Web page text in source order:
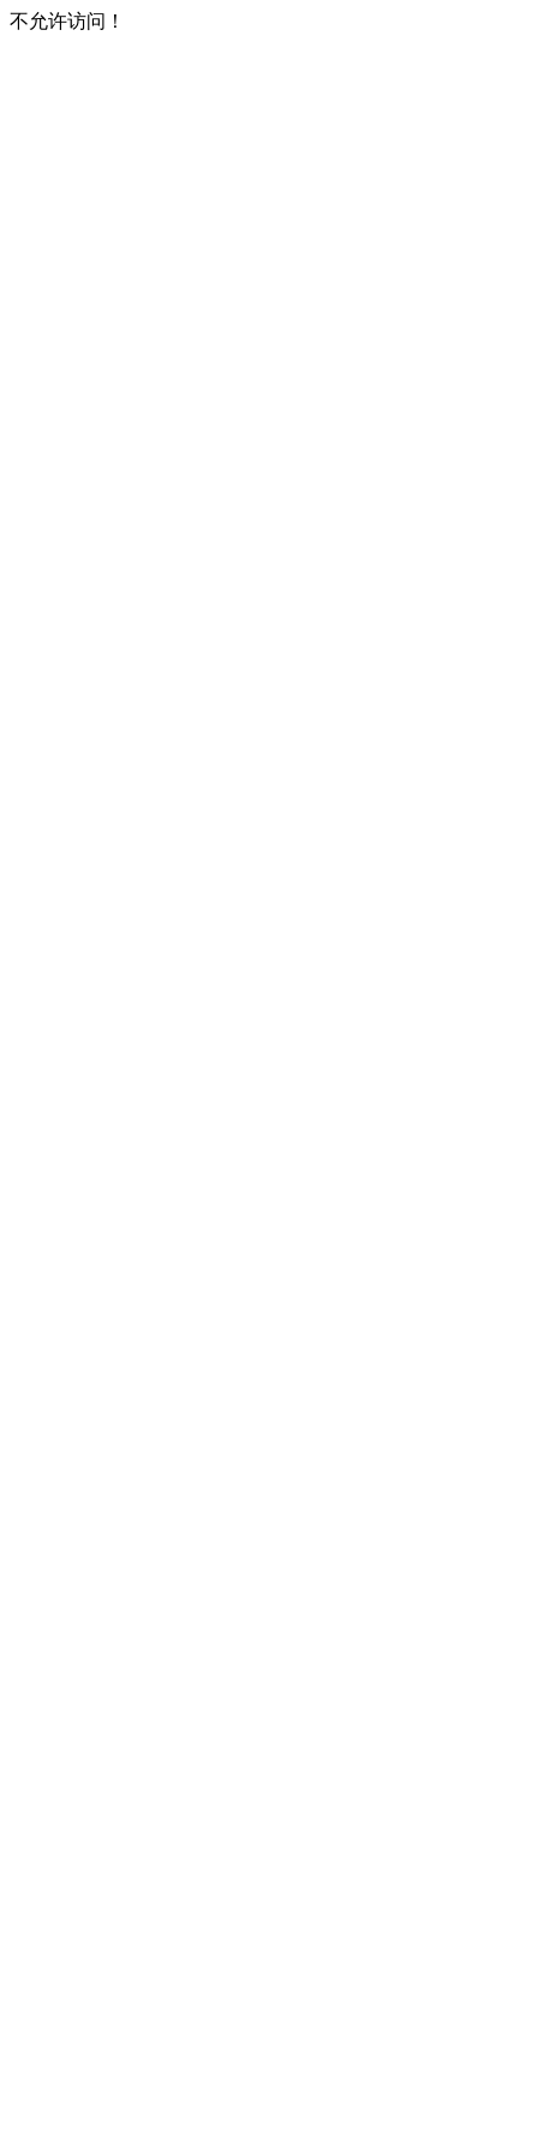
不允许访问！